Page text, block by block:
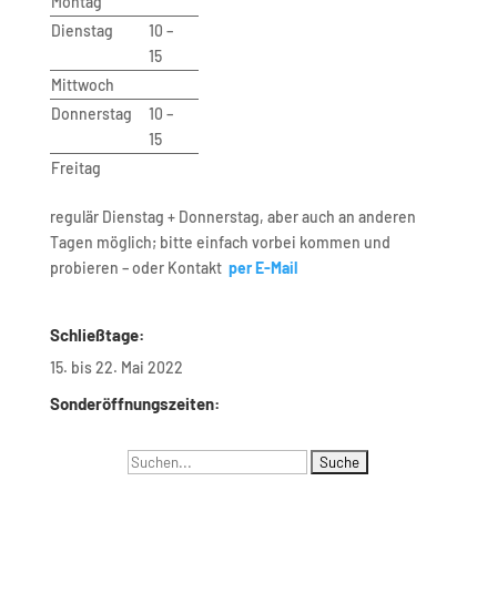
Dienstag
10 –
15
Mittwoch
Donnerstag
10 –
15
Freitag
regulär Dienstag + Donnerstag, aber auch an anderen
Tagen möglich; bitte einfach vorbei kommen und
probieren – oder Kontakt per E-Mail
Schließtage:
15. bis 22. Mai 2022
Sonderöffnungszeiten:
Suchen